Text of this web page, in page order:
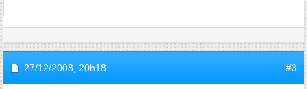
27/12/2008, 20h18 #3